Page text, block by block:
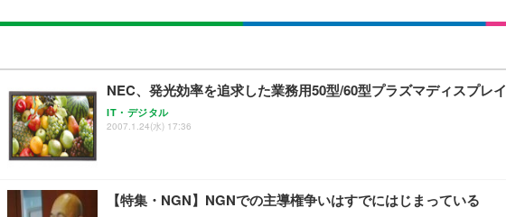
NEC、発光効率を追求した業務用50型/60型プラズマディスプレイ
IT・デジタル
2007.1.24(水) 17:36
【特集・NGN】NGNでの主導権争いはすでにはじまっている